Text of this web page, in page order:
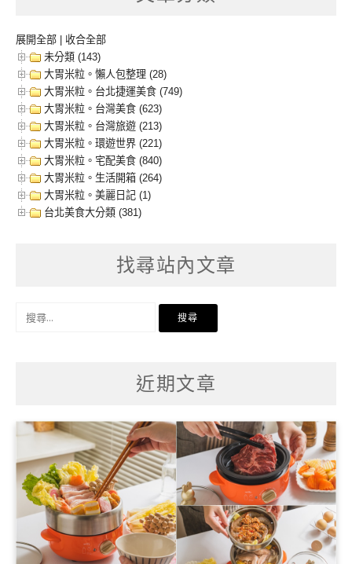
展開全部 | 收合全部
未分類 (143)
大胃米粒。懶人包整理 (28)
大胃米粒。台北捷運美食 (749)
大胃米粒。台灣美食 (623)
大胃米粒。台灣旅遊 (213)
大胃米粒。環遊世界 (221)
大胃米粒。宅配美食 (840)
大胃米粒。生活開箱 (264)
大胃米粒。美麗日記 (1)
台北美食大分類 (381)
找尋站內文章
近期文章